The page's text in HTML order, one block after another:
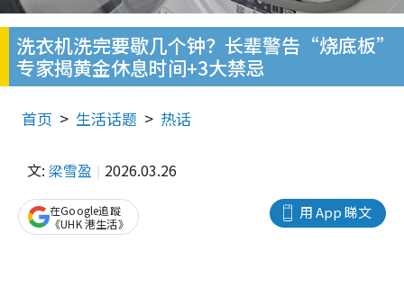
洗衣机洗完要歇几个钟？长辈警告“烧底板”
专家揭黄金休息时间+3大禁忌
首页 生活话题 热话
文: 梁雪盈 2026.03.26
用 App 睇文
在Google追蹤
《UHK 港生活》